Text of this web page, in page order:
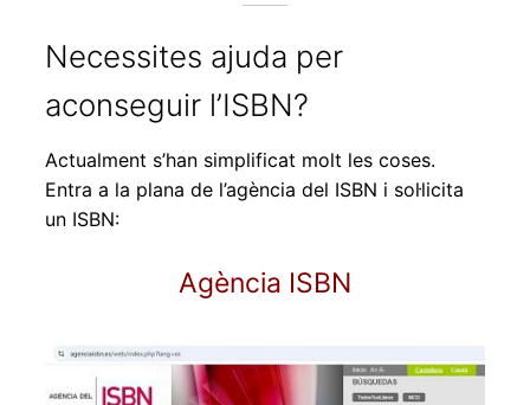
Necessites ajuda per
aconseguir l’ISBN?
Actualment s’han simplificat molt les coses.
Entra a la plana de l’agència del ISBN i sol·licita
un ISBN:
Agència ISBN